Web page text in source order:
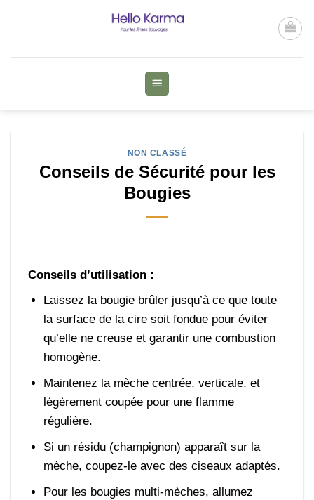
NON CLASSÉ
Conseils de Sécurité pour les
Bougies
Conseils d’utilisation :
Laissez la bougie brûler jusqu’à ce que toute
la surface de la cire soit fondue pour éviter
qu’elle ne creuse et garantir une combustion
homogène.
Maintenez la mèche centrée, verticale, et
légèrement coupée pour une flamme
régulière.
Si un résidu (champignon) apparaît sur la
mèche, coupez-le avec des ciseaux adaptés.
Pour les bougies multi-mèches, allumez